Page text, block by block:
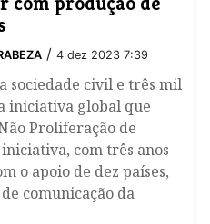
/ 4 dez 2023 7:39
sociedade civil e três mil
iniciativa global que
Proliferação de
iniciativa, com três anos
o apoio de dez países,
comunicação da